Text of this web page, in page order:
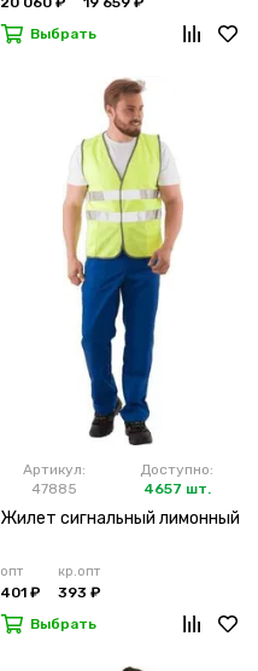
Выбрать
Артикул:
47885
Доступно:
4657 шт.
Жилет сигнальный лимонный
опт
401 ₽
кр.опт
393 ₽
Выбрать